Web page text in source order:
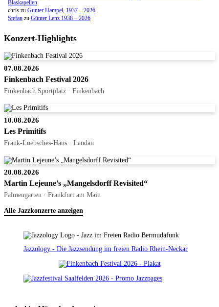
Blaskapellen
chris zu Gunter Hampel, 1937 – 2026
Stefan zu Günter Lenz 1938 – 2026
Konzert-Highlights
07.08.2026
Finkenbach Festival 2026
Finkenbach Sportplatz · Finkenbach
10.08.2026
Les Primitifs
Frank-Loebsches-Haus · Landau
20.08.2026
Martin Lejeune’s „Mangelsdorff Revisited“
Palmengarten · Frankfurt am Main
Alle Jazzkonzerte anzeigen
Jazzology - Die Jazzsendung im freien Radio Rhein-Neckar